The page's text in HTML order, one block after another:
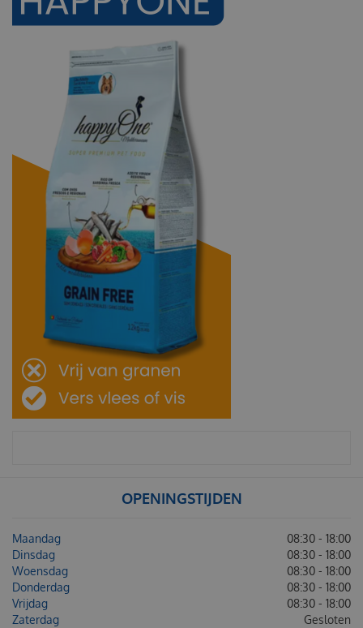
OPENINGSTIJDEN
Maandag
08:30 - 18:00
Dinsdag
08:30 - 18:00
Woensdag
08:30 - 18:00
Donderdag
08:30 - 18:00
Vrijdag
08:30 - 18:00
Zaterdag
Gesloten